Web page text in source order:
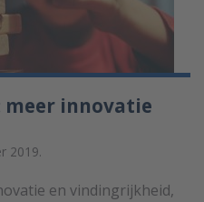
meer innovatie
2019.
en vindingrijkheid,